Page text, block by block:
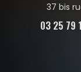
37 bis
03 25 79